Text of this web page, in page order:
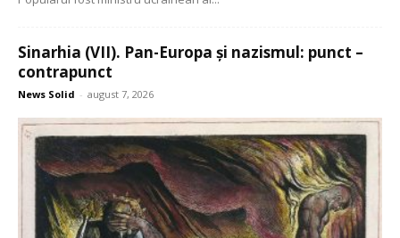
Sinarhia (VII). Pan-Europa și nazismul: punct –
contrapunct
News Solid - august 7, 2026